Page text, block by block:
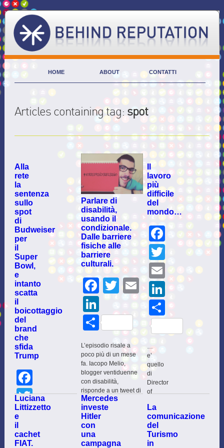
HOME ABOUT CONTATTI
Articles containing tag: spot
Alla
rete
la
sentenza
sullo
spot
di
Budweiser
per
il
Super
Bowl,
e
intanto
scatta
il
boicottaggio
del
brand
che
sfida
Trump
Facebook
Twitter
Email
LinkedIn
Parlare di
disabilità,
usando il
condizionale.
Dalle barriere
fisiche alle
barriere
culturali.
Facebook
Twitter
Email
LinkedIn
Share
L’episodio risale a
poco più di un mese
fa. Iacopo Melio,
blogger ventiduenne
con disabilità,
risponde a un tweet di
Maria Chiara
Carrozza, Ministro
dell’Istruzione,
dell’Università e della
Ricerca lanciando
#vorreiprendereiltreno,
lavoro
più
difficile
del
mondo…
Twitter
Email
Share
…
e’
quello
di
Director
of
‘creato’
e
proposto
online
attraverso
Luciana
Littizzetto
e
il
cachet
FIAT.
Mercedes
investe
Hitler
con
una
campagna
La
comunicazione
del
Turismo
in